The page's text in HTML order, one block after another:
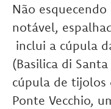
Não
notável,
inclui a cúpula
(Basilica di
cúpula de tijolos
Ponte Vecchio,